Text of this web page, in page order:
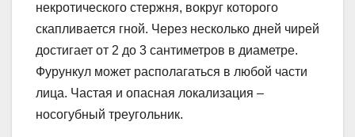
некротического стержня, вокруг которого
скапливается гной. Через несколько дней чирей
достигает от 2 до 3 сантиметров в диаметре.
Фурункул может располагаться в любой части
лица. Частая и опасная локализация –
носогубный треугольник.